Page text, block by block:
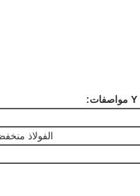
الفولاذ